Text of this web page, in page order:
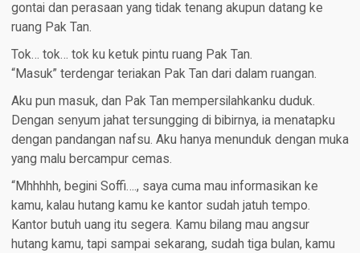
gontai dan perasaan yang tidak tenang akupun datang ke
ruang Pak Tan.
Tok… tok… tok ku ketuk pintu ruang Pak Tan.
“Masuk” terdengar teriakan Pak Tan dari dalam ruangan.
Aku pun masuk, dan Pak Tan mempersilahkanku duduk.
Dengan senyum jahat tersungging di bibirnya, ia menatapku
dengan pandangan nafsu. Aku hanya menunduk dengan muka
yang malu bercampur cemas.
“Mhhhhh, begini Soffi…., saya cuma mau informasikan ke
kamu, kalau hutang kamu ke kantor sudah jatuh tempo.
Kantor butuh uang itu segera. Kamu bilang mau angsur
hutang kamu, tapi sampai sekarang, sudah tiga bulan, kamu